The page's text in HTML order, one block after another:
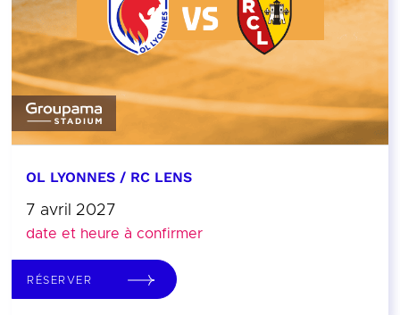
OL LYONNES / RC LENS
7 avril 2027
date et heure à confirmer
RÉSERVER